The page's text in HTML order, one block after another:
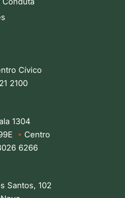
Cívico
2100
1304
• Centro
6266
Santos, 102